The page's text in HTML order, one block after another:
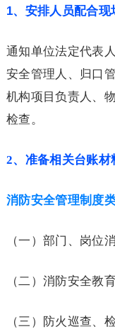
1、安排人员配合现
通知单位法定代表
安全管理人、归口
机构项目负责人、
检查。
2、准备相关台账材
消防安全管理制度
（一）部门、岗位
（二）消防安全教
（三）防火巡查、